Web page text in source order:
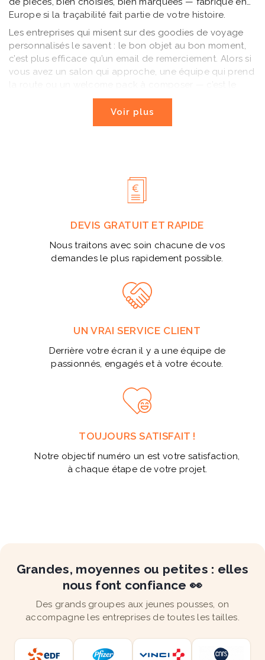
Europe si la traçabilité fait partie de votre histoire.
Les entreprises qui misent sur des goodies de voyage
personnalisés le savent : le bon objet au bon moment,
c’est plus efficace qu’un email de remerciement. Alors si
vous avez un salon qui approche, une équipe qui prend
moment. Demandez un devis, on s’occupe du reste.
Voir plus
DEVIS GRATUIT ET RAPIDE
Nous traitons avec soin chacune de vos
demandes le plus rapidement possible.
UN VRAI SERVICE CLIENT
Derrière votre écran il y a une équipe de
passionnés, engagés et à votre écoute.
TOUJOURS SATISFAIT !
Notre objectif numéro un est votre satisfaction,
à chaque étape de votre projet.
Grandes, moyennes ou petites : elles
nous font confiance 👀
Des grands groupes aux jeunes pousses, on
accompagne les entreprises de toutes les tailles.